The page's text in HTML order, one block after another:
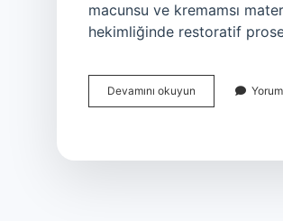
macunsu ve kremamsı
hekimliğinde restoratif
Devamını okuyun
Ne